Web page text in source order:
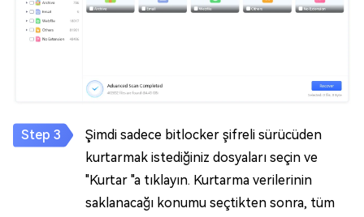
Şimdi sadece bitlocker şifreli sürücüden
kurtarmak istediğiniz dosyaları seçin ve
"Kurtar "a tıklayın. Kurtarma verilerinin
saklanacağı konumu seçtikten sonra, tüm